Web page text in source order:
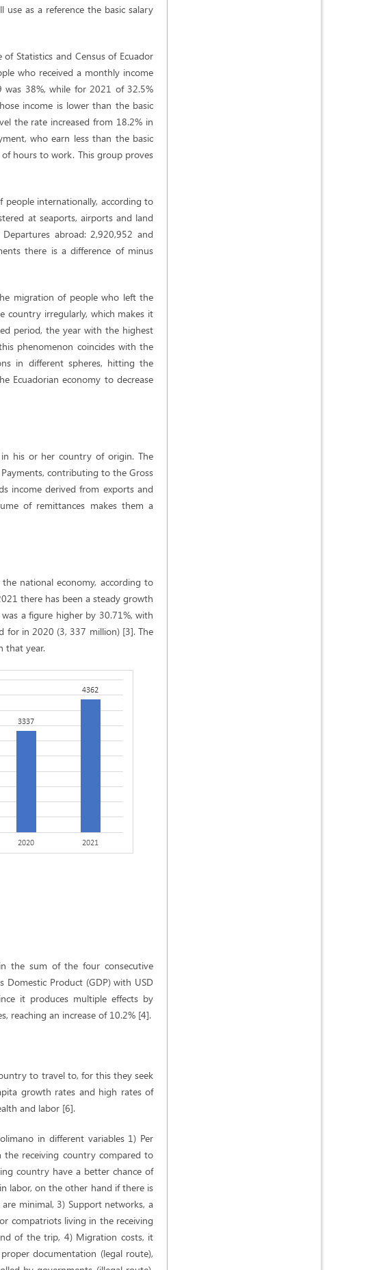
as a reference the basic salary
Statistics and Census of Ecuador
who received a monthly income
38%, while for 2021 of 32.5%
income is lower than the basic
the rate increased from 18.2% in
who earn less than the basic
hours to work. This group proves
people internationally, according to
at seaports, airports and land
abroad: 2,920,952 and
there is a difference of minus
migration of people who left the
country irregularly, which makes it
period, the year with the highest
phenomenon coincides with the
in different spheres, hitting the
Ecuadorian economy to decrease
his or her country of origin. The
contributing to the Gross
income derived from exports and
of remittances makes them a
national economy, according to
there has been a steady growth
a figure higher by 30.71%, with
for in 2020 (3, 337 million) [3]. The
that year.
the sum of the four consecutive
Product (GDP) with USD
it produces multiple effects by
reaching an increase of 10.2% [4].
to travel to, for this they seek
growth rates and high rates of
and labor [6].
in different variables 1) Per
the receiving country compared to
country have a better chance of
labor, on the other hand if there is
minimal, 3) Support networks, a
compatriots living in the receiving
of the trip, 4) Migration costs, it
documentation (legal route),